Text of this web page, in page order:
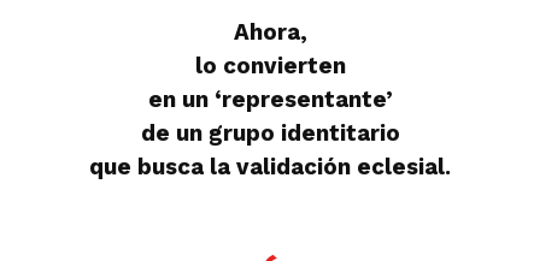
Ahora,
lo convierten
en un ‘representante’
de un grupo identitario
que busca la validación eclesial.